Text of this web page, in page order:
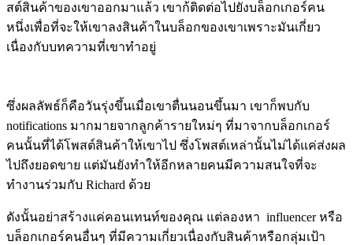
สต์สินค้าของเขาออกมาแล้ว เขาก้ติดต่อไปยังบล็อกเกอร์คน
หนึ่งเพื่อที่จะให้เขาลงสินค้าในบล็อกของเขาเพราะมันเกี่ยว
เนื่องกับบทความที่เขาทำอยู่
ซึ่งผลลัพธ์ก็คือวันรุ่งขึ้นเมื่อเขาตื่นนอนขึ้นมา เขาก็พบกับ
notifications มากมายจากลูกค้ารายใหม่ๆ ที่มาจากบล็อกเกอร์
คนนั้นที่ได้โพสต์สินค้าให้เขาไป ซึ่งโพสต์เหล่านั้นไม่ได้แค่ส่งผล
ไปถึงยอดขาย แต่มันยังทำให้อีกหลายคนมีความสนใจที่จะ
ทำงานร่วมกับ Richard ด้วย
ดังนั้นอย่าสร้างแค่คอนเทนท์ของคุณ แต่ลองหา influencer หรือ
บล็อกเกอร์คนอื่นๆ ที่มีความเกี่ยวเนื่องกับสินค้าหรือกลุ่มเป้า